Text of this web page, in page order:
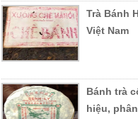
Trà Bánh
Việt Nam
Bánh trà
hiệu,